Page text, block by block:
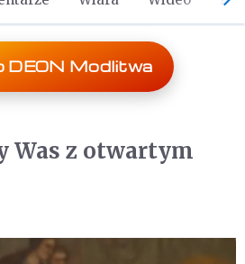
DEON Modlitwa
Was z otwartym